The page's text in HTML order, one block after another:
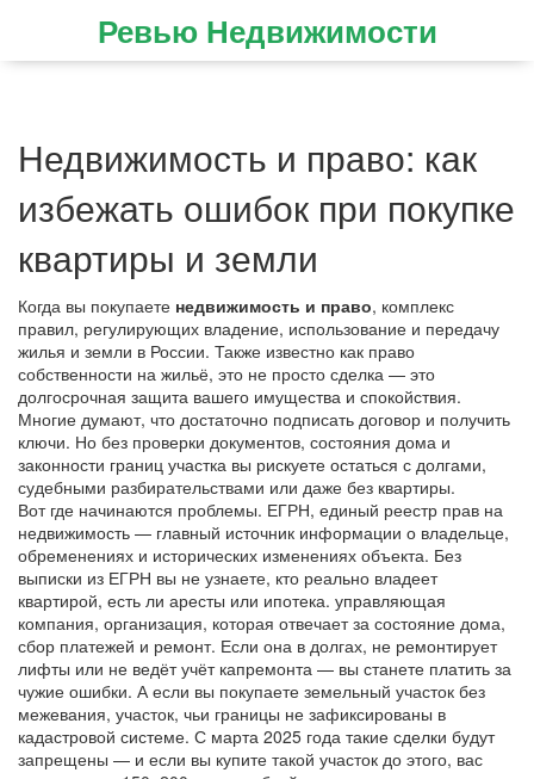
Ревью Недвижимости
Недвижимость и право: как
избежать ошибок при покупке
квартиры и земли
Когда вы покупаете недвижимость и право, комплекс
правил, регулирующих владение, использование и передачу
жилья и земли в России. Также известно как право
собственности на жильё, это не просто сделка — это
долгосрочная защита вашего имущества и спокойствия.
Многие думают, что достаточно подписать договор и получить
ключи. Но без проверки документов, состояния дома и
законности границ участка вы рискуете остаться с долгами,
судебными разбирательствами или даже без квартиры.
Вот где начинаются проблемы. ЕГРН, единый реестр прав на
недвижимость — главный источник информации о владельце,
обременениях и исторических изменениях объекта. Без
выписки из ЕГРН вы не узнаете, кто реально владеет
квартирой, есть ли аресты или ипотека. управляющая
компания, организация, которая отвечает за состояние дома,
сбор платежей и ремонт. Если она в долгах, не ремонтирует
лифты или не ведёт учёт капремонта — вы станете платить за
чужие ошибки. А если вы покупаете земельный участок без
межевания, участок, чьи границы не зафиксированы в
кадастровой системе. С марта 2025 года такие сделки будут
запрещены — и если вы купите такой участок до этого, вас